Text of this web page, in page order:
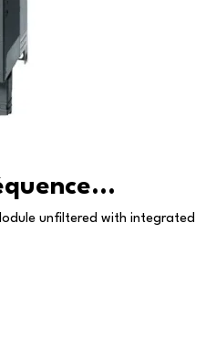
unfiltered with integrated